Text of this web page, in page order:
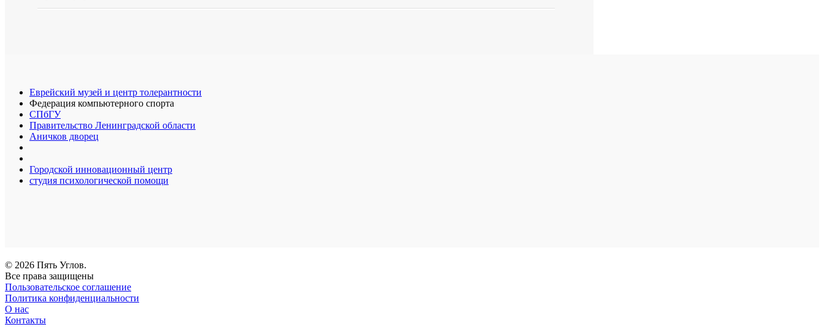
Еврейский музей и центр толерантности
Федерация компьютерного спорта
СПбГУ
Правительство Ленинградской области
Аничков дворец
Городской инновационный центр
студия психологической помощи
© 2026 Пять Углов.
Все права защищены
Пользовательское соглашение
Политика конфиденциальности
О нас
Контакты